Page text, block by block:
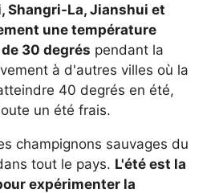
Shangri-La, Jianshui et
une température
30 degrés pendant la
à d'autres villes où la
40 degrés en été,
un été frais.
champignons sauvages du
tout le pays. L'été est la
expérimenter la